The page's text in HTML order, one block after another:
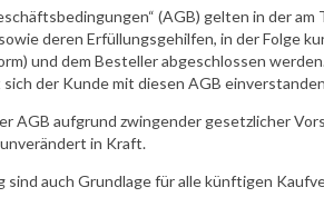
(AGB) gelten in der
deren Erfüllungsgehilfen, in der Folge
und dem Besteller abgeschlossen
der Kunde mit diesen AGB
AGB aufgrund zwingender gesetzlicher
in Kraft.
sind auch Grundlage für alle künftigen